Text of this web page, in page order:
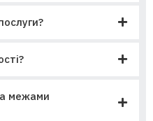
межами